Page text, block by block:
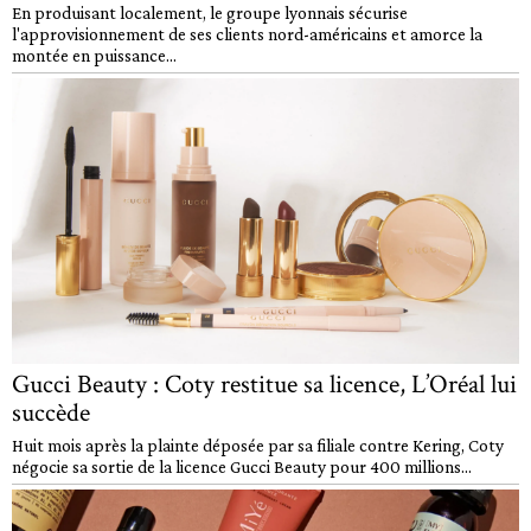
En produisant localement, le groupe lyonnais sécurise
l'approvisionnement de ses clients nord-américains et amorce la
montée en puissance...
Gucci Beauty : Coty restitue sa licence, L’Oréal lui
succède
Huit mois après la plainte déposée par sa filiale contre Kering, Coty
négocie sa sortie de la licence Gucci Beauty pour 400 millions...